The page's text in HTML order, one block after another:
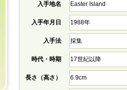
入手地名 Easter Island
入手年月日 1988年
入手法 採集
時代・時期 17世紀以降
長さ（高さ） 6.9cm